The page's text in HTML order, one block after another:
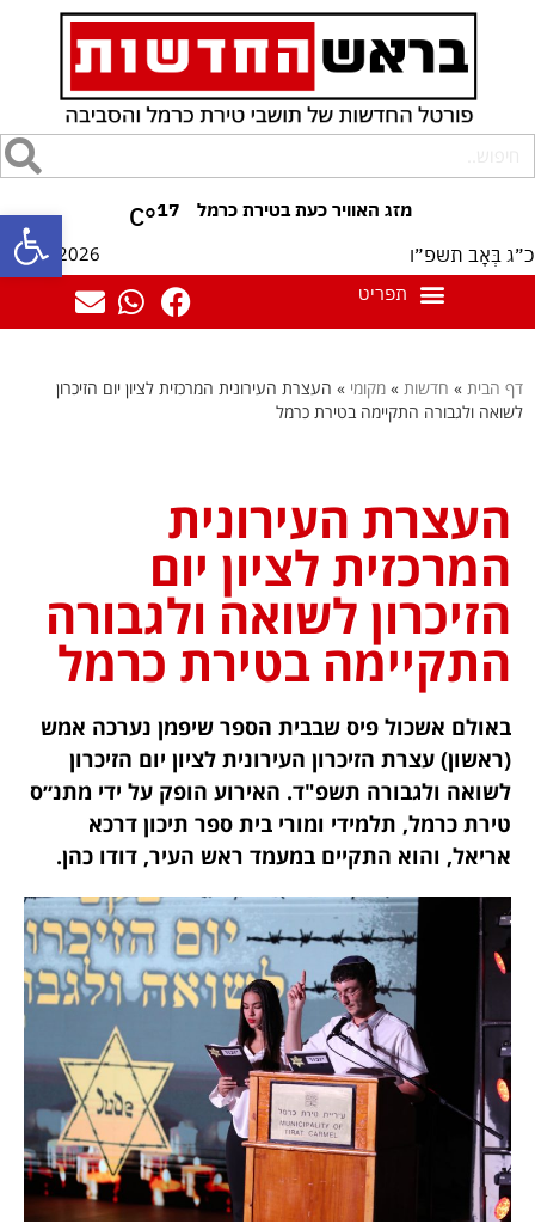
פתח 17
°C
כ״ג בְּאָב תשפ״ו 06/08/2026
דף הבית » חדשות » מקומי » העצרת העירונית המרכזית לציון יום הזיכרון
לשואה ולגבורה התקיימה בטירת כרמל
העצרת העירונית
המרכזית לציון יום
הזיכרון לשואה ולגבורה
התקיימה בטירת כרמל
באולם אשכול פיס שבבית הספר שיפמן נערכה אמש
(ראשון) עצרת הזיכרון העירונית לציון יום הזיכרון
לשואה ולגבורה תשפ"ד. האירוע הופק על ידי מתנ״ס
טירת כרמל, תלמידי ומורי בית ספר תיכון דרכא
אריאל, והוא התקיים במעמד ראש העיר, דודו כהן.